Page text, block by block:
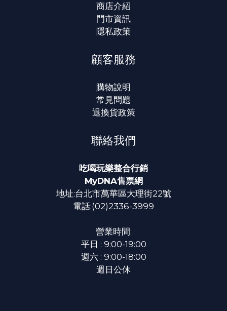
商店介紹
門市資訊
隱私政策
顧客服務
購物說明
常見問題
退換貨政策
聯絡我們
吃喝玩樂整合行銷
MyDNA售票網
地址:台北市萬華區大理街22號
電話:(02)2336-3999
營業時間:
平日 : 9:00-19:00
週六 : 9:00-18:00
週日公休